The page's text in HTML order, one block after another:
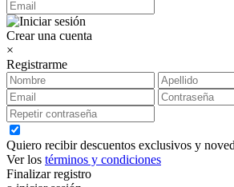
Crear una cuenta
×
Registrarme
Quiero recibir descuentos exclusivos y
Ver los términos y condiciones
Finalizar registro